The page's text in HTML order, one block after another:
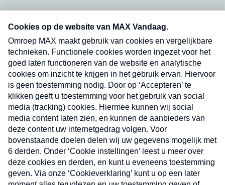
Neem hier een gratis abonnement op onze
nieuwsbrief. Elke vrijdag- en dinsdagochtend in
uw mailbox.
Verzend
Nieuwsbrief
Neem hier een gratis abonnement op onze